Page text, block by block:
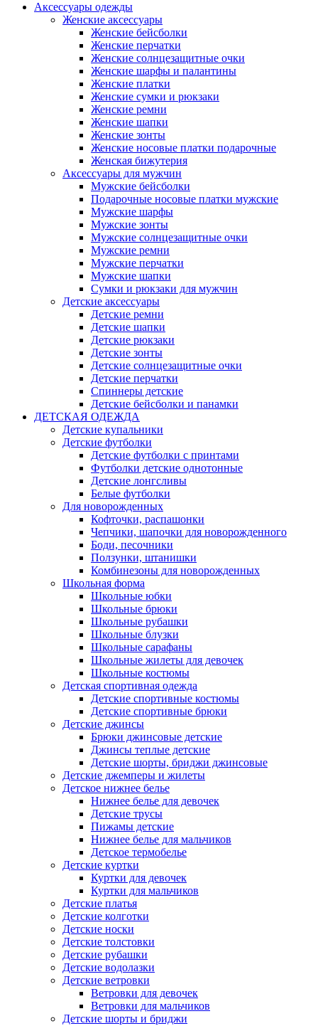
Аксессуары одежды
Женские аксессуары
Женские бейсболки
Женские перчатки
Женские солнцезащитные очки
Женские шарфы и палантины
Женские платки
Женские сумки и рюкзаки
Женские ремни
Женские шапки
Женские зонты
Женские носовые платки подарочные
Женская бижутерия
Аксессуары для мужчин
Мужские бейсболки
Подарочные носовые платки мужские
Мужские шарфы
Мужские зонты
Мужские солнцезащитные очки
Мужские ремни
Мужские перчатки
Мужские шапки
Сумки и рюкзаки для мужчин
Детские аксессуары
Детские ремни
Детские шапки
Детские рюкзаки
Детские зонты
Детские солнцезащитные очки
Детские перчатки
Спиннеры детские
Детские бейсболки и панамки
ДЕТСКАЯ ОДЕЖДА
Детские купальники
Детские футболки
Детские футболки с принтами
Футболки детские однотонные
Детские лонгсливы
Белые футболки
Для новорожденных
Кофточки, распашонки
Чепчики, шапочки для новорожденного
Боди, песочники
Ползунки, штанишки
Комбинезоны для новорожденных
Школьная форма
Школьные юбки
Школьные брюки
Школьные рубашки
Школьные блузки
Школьные сарафаны
Школьные жилеты для девочек
Школьные костюмы
Детская спортивная одежда
Детские спортивные костюмы
Детские спортивные брюки
Детские джинсы
Брюки джинсовые детские
Джинсы теплые детские
Детские шорты, бриджи джинсовые
Детские джемперы и жилеты
Детское нижнее белье
Нижнее белье для девочек
Детские трусы
Пижамы детские
Нижнее белье для мальчиков
Детское термобелье
Детские куртки
Куртки для девочек
Куртки для мальчиков
Детские платья
Детские колготки
Детские носки
Детские толстовки
Детские рубашки
Детские водолазки
Детские ветровки
Ветровки для девочек
Ветровки для мальчиков
Детские шорты и бриджи